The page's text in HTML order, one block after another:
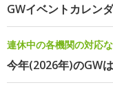
GWイベントカレン
連休中の各機関の対応
今年(2026年)のGW